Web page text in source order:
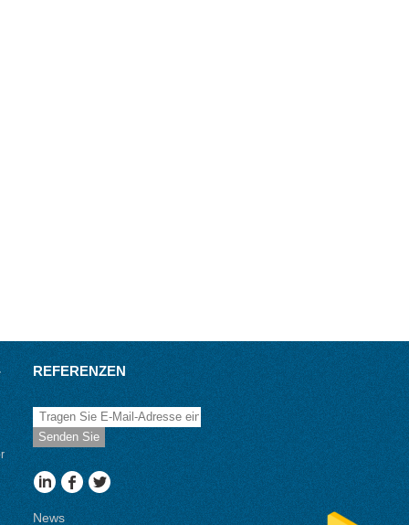
REFERENZEN
Senden Sie
News